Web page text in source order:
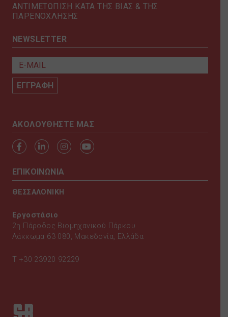
ΑΝΤΙΜΕΤΩΠΙΣΗ ΚΑΤΑ ΤΗΣ ΒΙΑΣ & ΤΗΣ
ΠΑΡΕΝΟΧΛΗΣΗΣ
NEWSLETTER
AKOΛΟΥΘΗΣΤΕ ΜΑΣ
ΕΠΙΚΟΙΝΩΝΙΑ
ΘΕΣΣΑΛΟΝΙΚΗ
Εργοστάσιο
2η Πάροδος Βιομηχανικού Πάρκου
Λάκκωμα 63 080, Μακεδονία, Ελλάδα
T +30 23920 92229